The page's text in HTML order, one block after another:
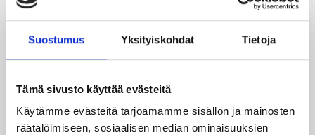
Suostumus Yksityiskohdat Tietoja
Tämä sivusto käyttää evästeitä
Käytämme evästeitä tarjoamamme sisällön ja mainosten
räätälöimiseen, sosiaalisen median ominaisuuksien